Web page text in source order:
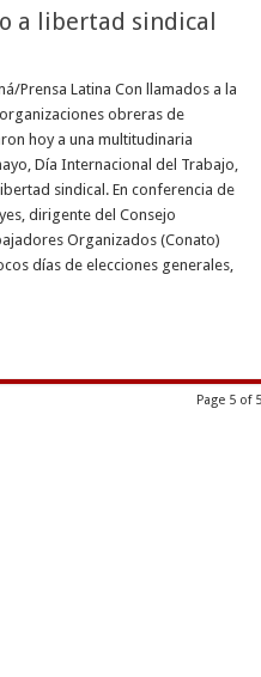
a libertad sindical
Prensa Latina Con llamados a la
obreras de
hoy a una multitudinaria
Día Internacional del Trabajo,
sindical. En conferencia de
dirigente del Consejo
Organizados (Conato)
días de elecciones generales,
Page 5 of 5